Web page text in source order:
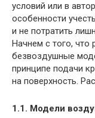
условий или в
особенности
и не потратить
Начнем с того,
безвоздушные
принципе подачи
на поверхность.
1.1. Модели